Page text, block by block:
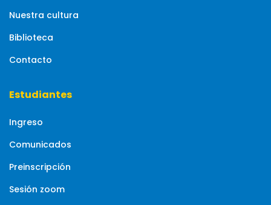
Nuestra cultura
Biblioteca
Contacto
Estudiantes
Ingreso
Comunicados
Preinscripción
Sesión zoom